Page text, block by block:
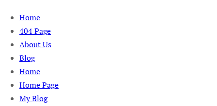
Skip
content
Home
404 Page
About Us
Blog
Home
Home Page
My Blog